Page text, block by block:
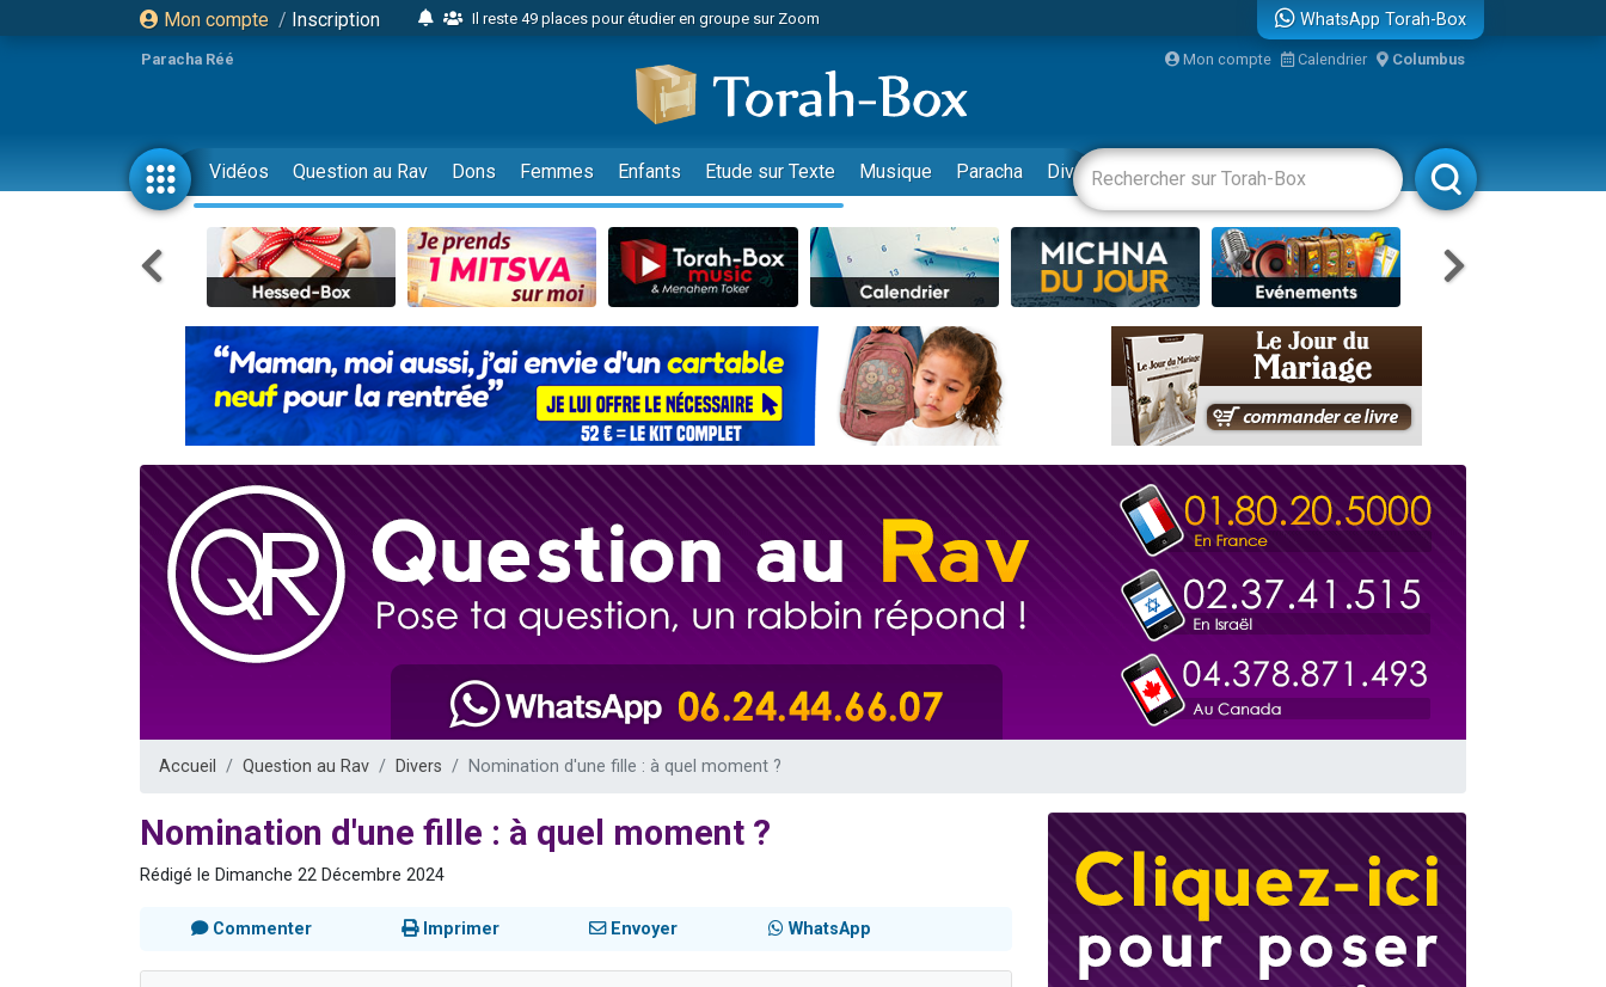
Mon compte / Inscription
Il reste 49 places pour étudier en groupe sur Zoom
2 personnes viennent de nous rejoindre sur WhatsApp
6 personnes viennent de nous rejoindre sur WhatsApp
4 personnes viennent de faire un don pour Reloger Rivka, 6 enfants, victime de violences...
2 personnes viennent de faire un don pour 1 Journée de Vacances Pour les Enfants
17 personnes viennent de demander une bénédiction
4 personnes viennent de nous rejoindre sur WhatsApp
Il reste 49 places pour étudier en groupe sur Zoom
Eva vient de donner son Maasser
4 personnes viennent de nous rejoindre sur WhatsApp
3 personnes viennent de nous rejoindre sur WhatsApp
Odaya vient de donner son Maasser
3 personnes viennent de faire un don pour 5 jours de vacances aux Orphelins
2 personnes viennent de nous rejoindre sur WhatsApp
13 personnes viennent de demander une bénédiction
Il reste 49 places pour étudier en groupe sur Zoom
12 nouvelles musiques dans Torah-Box Music
29 personnes viennent de demander une bénédiction
WhatsApp Torah-Box
Paracha Réé Mon compte Calendrier Columbus
Vidéos Question au Rav Dons Femmes Enfants Etude sur Texte Musique Paracha Divertissements Livres Rabbanim
Accueil Question au Rav Divers Nomination d'une fille : à quel moment ?
Nomination d'une fille : à quel moment ?
Rédigé le Dimanche 22 Décembre 2024
Commenter Imprimer Envoyer WhatsApp